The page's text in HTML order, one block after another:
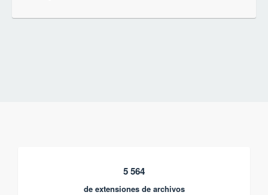
5 564
de extensiones de archivos